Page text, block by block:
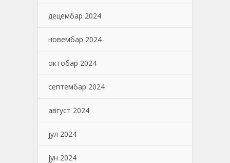
децембар 2024
новембар 2024
октобар 2024
септембар 2024
август 2024
јул 2024
јун 2024